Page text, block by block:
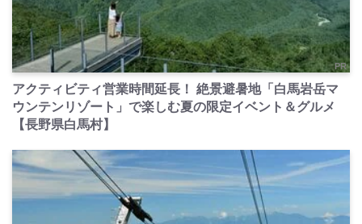
PR
アクティビティ営業時間延長！ 絶景避暑地「白馬岩岳マ
ウンテンリゾート」で楽しむ夏の限定イベント＆グルメ
【長野県白馬村】